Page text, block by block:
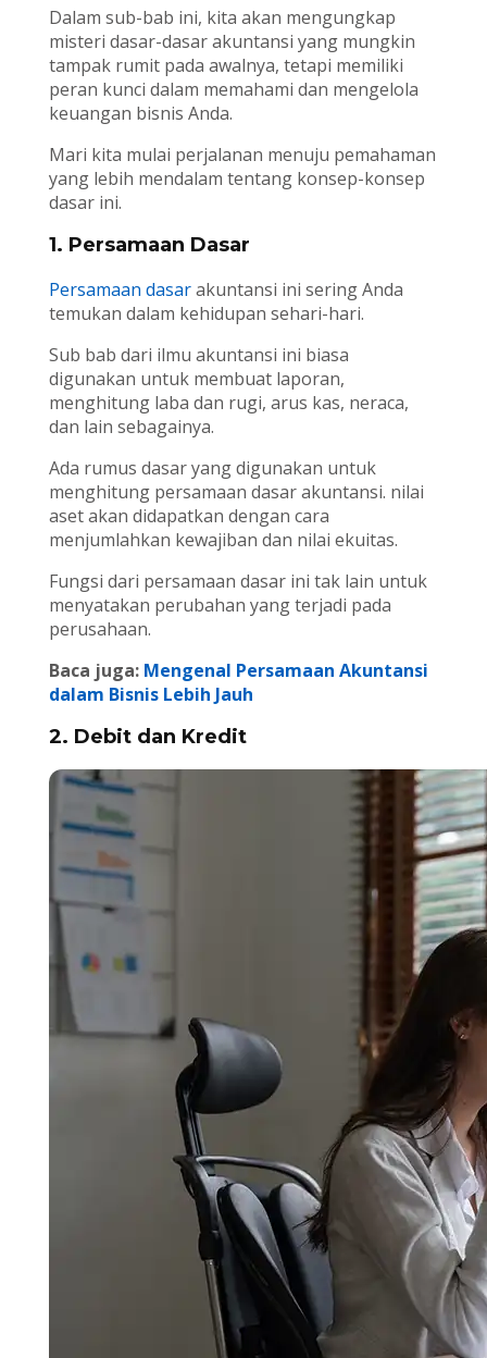
Dalam sub-bab ini, kita akan mengungkap
misteri dasar-dasar akuntansi yang mungkin
tampak rumit pada awalnya, tetapi memiliki
peran kunci dalam memahami dan mengelola
keuangan bisnis Anda.
Mari kita mulai perjalanan menuju pemahaman
yang lebih mendalam tentang konsep-konsep
dasar ini.
1. Persamaan Dasar
Persamaan dasarakuntansi ini sering Anda
temukan dalam kehidupan sehari-hari.
Sub bab dari ilmu akuntansi ini biasa
digunakan untuk membuat laporan,
menghitung laba dan rugi, arus kas, neraca,
dan lain sebagainya.
Ada rumus dasar yang digunakan untuk
menghitung persamaan dasar akuntansi. nilai
aset akan didapatkan dengan cara
menjumlahkan kewajiban dan nilai ekuitas.
Fungsi dari persamaan dasar ini tak lain untuk
menyatakan perubahan yang terjadi pada
perusahaan.
Baca juga: Mengenal Persamaan Akuntansi
dalam Bisnis Lebih Jauh
2. Debit dan Kredit